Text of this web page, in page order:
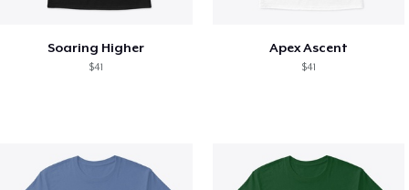
Soaring Higher
$41
Apex Ascent
$41